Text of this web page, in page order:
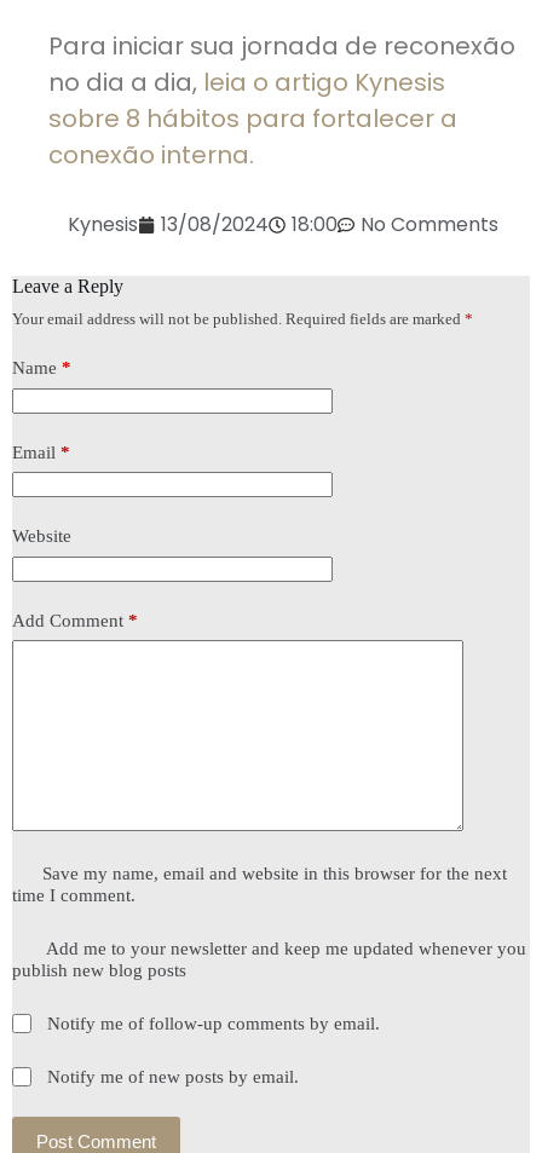
Para iniciar sua jornada de reconexão
no dia a dia, leia o artigo Kynesis
sobre 8 hábitos para fortalecer a
conexão interna.
Kynesis 13/08/2024 18:00 No Comments
Leave a Reply
Your email address will not be published. Required fields are marked *
Name *
Email *
Website
Add Comment *
Save my name, email and website in this browser for the next
time I comment.
Add me to your newsletter and keep me updated whenever you
publish new blog posts
Notify me of follow-up comments by email.
Notify me of new posts by email.
Post Comment